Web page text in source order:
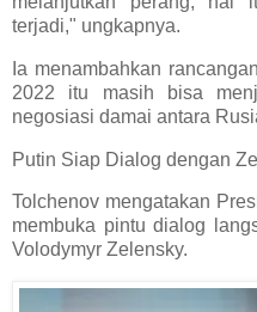
terjadi," ungkapnya.
Ia menambahkan
2022 itu masih bisa
negosiasi damai antara
Putin Siap Dialog dengan
Tolchenov mengatakan
membuka pintu dialog
Volodymyr Zelensky.